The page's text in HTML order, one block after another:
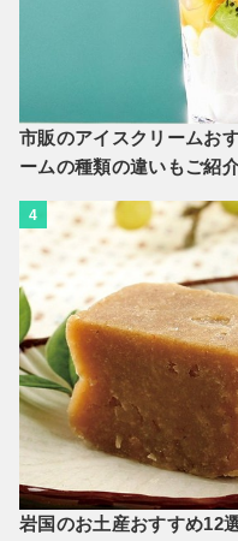
市販のアイスクリームお
ームの種類の違いもご紹
4
岩国のお土産おすすめ12